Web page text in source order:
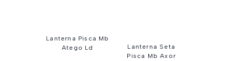
Lanterna Pisca Mb
Atego Ld
Lanterna Seta
Pisca Mb Axor